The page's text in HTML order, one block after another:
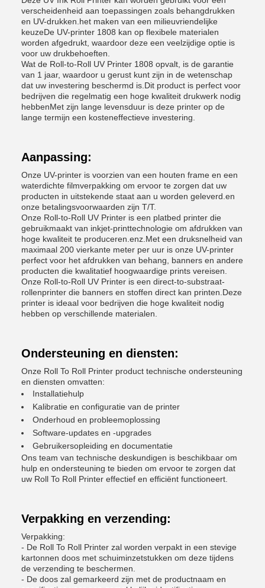
verscheidenheid aan toepassingen zoals behangdrukken
en UV-drukken.het maken van een milieuvriendelijke
keuzeDe UV-printer 1808 kan op flexibele materialen
worden afgedrukt, waardoor deze een veelzijdige optie is
voor uw drukbehoeften.
Wat de Roll-to-Roll UV Printer 1808 opvalt, is de garantie
van 1 jaar, waardoor u gerust kunt zijn in de wetenschap
dat uw investering beschermd is.Dit product is perfect voor
bedrijven die regelmatig een hoge kwaliteit drukwerk nodig
hebbenMet zijn lange levensduur is deze printer op de
lange termijn een kosteneffectieve investering.
Aanpassing:
Onze UV-printer is voorzien van een houten frame en een
waterdichte filmverpakking om ervoor te zorgen dat uw
producten in uitstekende staat aan u worden geleverd.en
onze betalingsvoorwaarden zijn T/T.
Onze Roll-to-Roll UV Printer is een platbed printer die
gebruikmaakt van inkjet-printtechnologie om afdrukken van
hoge kwaliteit te produceren.enz.Met een druksnelheid van
maximaal 200 vierkante meter per uur is onze UV-printer
perfect voor het afdrukken van behang, banners en andere
producten die kwalitatief hoogwaardige prints vereisen.
Onze Roll-to-Roll UV Printer is een direct-to-substraat-
rollenprinter die banners en stoffen direct kan printen.Deze
printer is ideaal voor bedrijven die hoge kwaliteit nodig
hebben op verschillende materialen.
Ondersteuning en diensten:
Onze Roll To Roll Printer product technische ondersteuning
en diensten omvatten:
Installatiehulp
Kalibratie en configuratie van de printer
Onderhoud en probleemoplossing
Software-updates en -upgrades
Gebruikersopleiding en documentatie
Ons team van technische deskundigen is beschikbaar om
hulp en ondersteuning te bieden om ervoor te zorgen dat
uw Roll To Roll Printer effectief en efficiënt functioneert.
Verpakking en verzending:
Verpakking:
- De Roll To Roll Printer zal worden verpakt in een stevige
kartonnen doos met schuiminzetstukken om deze tijdens
de verzending te beschermen.
- De doos zal gemarkeerd zijn met de productnaam en